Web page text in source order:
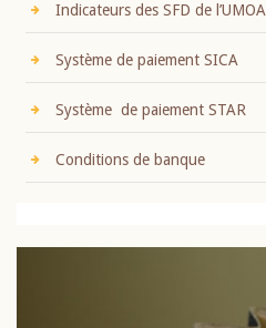
Indicateurs des SFD de l’UMOA
Système de paiement SICA
Système de paiement STAR
Conditions de banque